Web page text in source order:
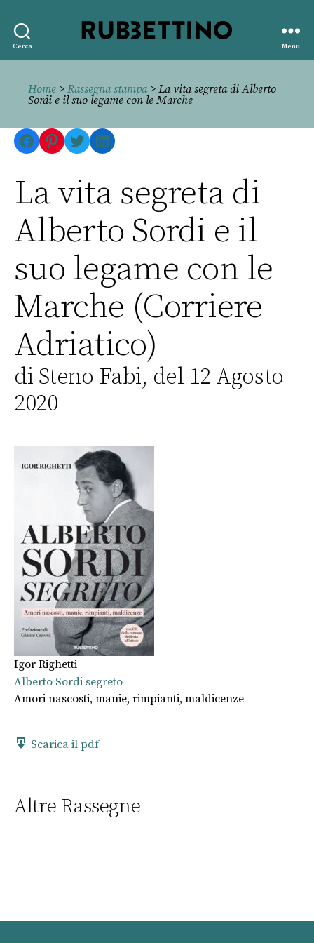
Cerca
editore
Menu
Home > Rassegna stampa> La vita segreta di Alberto
Sordi e il suo legame con le Marche
Facebook
Pinterest
TwitterLinkedIn
La vita segreta di
Alberto Sordi e il
suo legame con le
Marche (Corriere
Adriatico)
di Steno Fabi, del 12 Agosto
2020
Igor Righetti
Alberto Sordi segreto
Amori nascosti, manie, rimpianti, maldicenze
Scarica il pdf
Altre Rassegne